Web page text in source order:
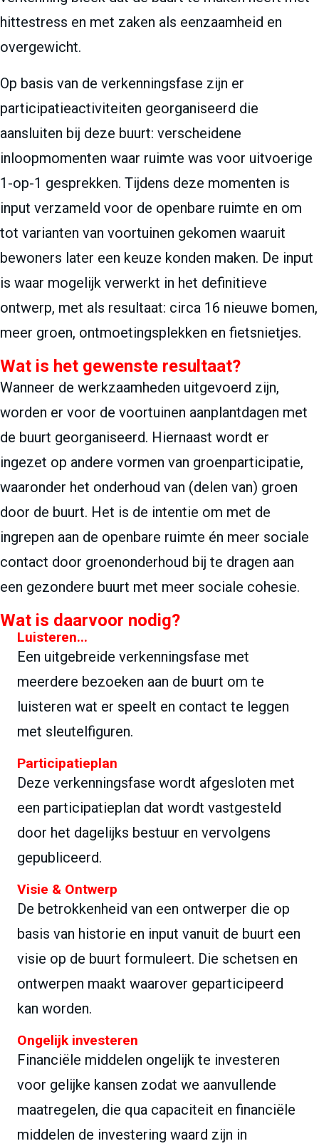
hittestress en met zaken als eenzaamheid en
overgewicht.
Op basis van de verkenningsfase zijn er
participatieactiviteiten georganiseerd die
aansluiten bij deze buurt: verscheidene
inloopmomenten waar ruimte was voor uitvoerige
1-op-1 gesprekken. Tijdens deze momenten is
input verzameld voor de openbare ruimte en om
tot varianten van voortuinen gekomen waaruit
bewoners later een keuze konden maken. De input
is waar mogelijk verwerkt in het definitieve
ontwerp, met als resultaat: circa 16 nieuwe bomen,
meer groen, ontmoetingsplekken en fietsnietjes.
Wat is het gewenste resultaat?
Wanneer de werkzaamheden uitgevoerd zijn,
worden er voor de voortuinen aanplantdagen met
de buurt georganiseerd. Hiernaast wordt er
ingezet op andere vormen van groenparticipatie,
waaronder het onderhoud van (delen van) groen
door de buurt. Het is de intentie om met de
ingrepen aan de openbare ruimte én meer sociale
contact door groenonderhoud bij te dragen aan
een gezondere buurt met meer sociale cohesie.
Wat is daarvoor nodig?
Luisteren...
Een uitgebreide verkenningsfase met
meerdere bezoeken aan de buurt om te
luisteren wat er speelt en contact te leggen
met sleutelfiguren.
Participatieplan
Deze verkenningsfase wordt afgesloten met
een participatieplan dat wordt vastgesteld
door het dagelijks bestuur en vervolgens
gepubliceerd.
Visie & Ontwerp
De betrokkenheid van een ontwerper die op
basis van historie en input vanuit de buurt een
visie op de buurt formuleert. Die schetsen en
ontwerpen maakt waarover geparticipeerd
kan worden.
Ongelijk investeren
Financiële middelen ongelijk te investeren
voor gelijke kansen zodat we aanvullende
maatregelen, die qua capaciteit en financiële
middelen de investering waard zijn in